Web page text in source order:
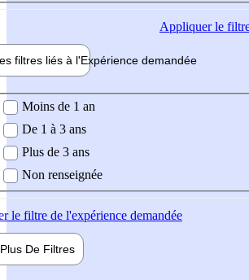
Appliquerle
filtres liés à l'Expérience demandée
demandée
Moins de 1 an
De 1 à 3 ans
Plus de 3 ans
Non renseignée
le filtre de l'expérience demandée
Plus De Filtres